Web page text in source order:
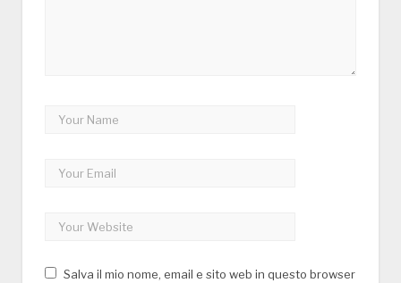
Salva il mio nome, email e sito web in questo browser